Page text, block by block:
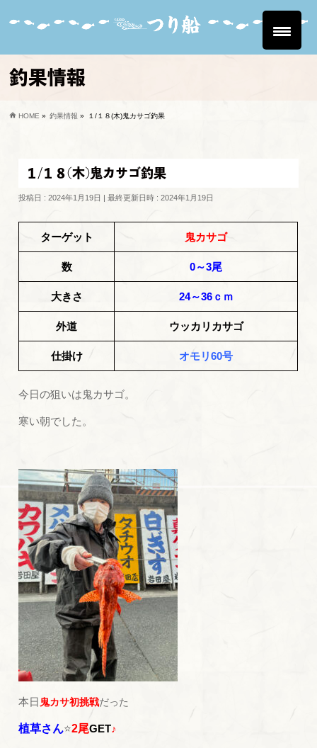
釣果情報
HOME » 釣果情報 » １/１８(木)鬼カサゴ釣果
１/１８(木)鬼カサゴ釣果
投稿日 : 2024年1月19日 最終更新日時 : 2024年1月19日
ターゲット 鬼カサゴ
数 0～3尾
大きさ 24～36ｃｍ
外道 ウッカリカサゴ
仕掛け オモリ60号
今日の狙いは鬼カサゴ。
寒い朝でした。
本日 鬼カサ初挑戦だった
植草さん⭐2尾GET♪